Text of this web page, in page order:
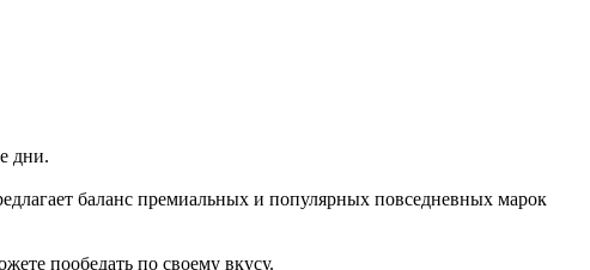
дни.
баланс премиальных и популярных повседневных марок
пообедать по своему вкусу.